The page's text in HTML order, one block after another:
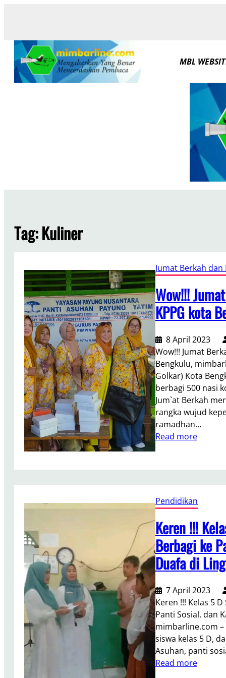
MBL
Tag:Kuliner
Jumat Berkah dan
Wow!!!
KPPG kota
8 April 2023
Wow!!! Jumat
Bengkulu,
Golkar) Kota
berbagi 500 nasi
Jum`at Berkah
rangka wujud
ramadhan…
Read more:
w
!
!
J
u
m
a
t
e
r
k
a
h
J
u
Pendidikan
Keren !!!
Berbagi ke
Duafa di
7 April 2023
Keren !!! Kelas 5
Panti Sosial, dan
mimbarline.com –
siswa kelas 5 D,
Asuhan, panti
Read more: